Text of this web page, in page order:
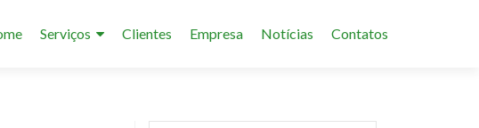
Serviços Clientes Empresa Notícias Contatos